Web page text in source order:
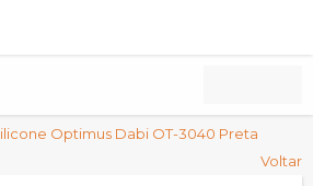
Optimus Dabi OT-3040 Preta
Voltar